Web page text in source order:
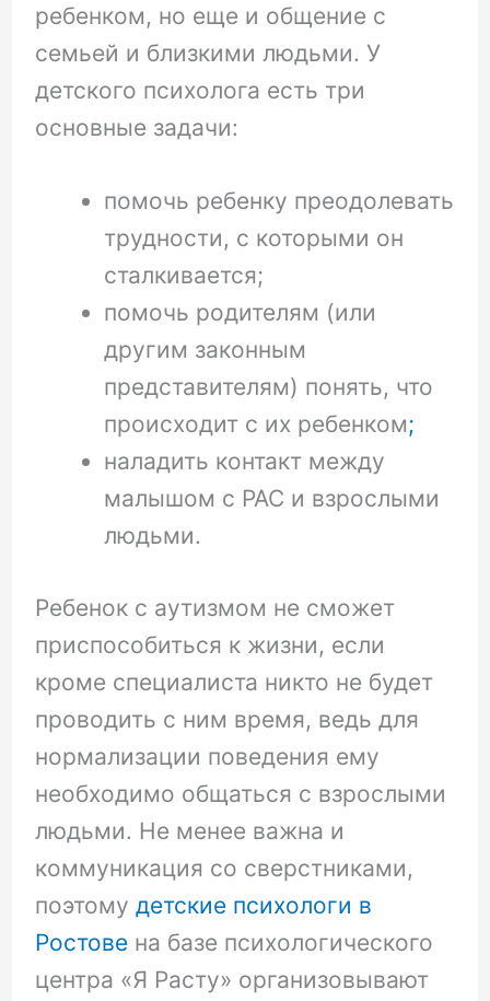
ребенком, но еще и общение с
семьей и близкими людьми. У
детского психолога есть три
основные задачи:
помочь ребенку преодолевать
трудности, с которыми он
сталкивается;
помочь родителям (или
другим законным
представителям) понять, что
происходит с их ребенком;
наладить контакт между
малышом с РАС и взрослыми
людьми.
Ребенок с аутизмом не сможет
приспособиться к жизни, если
кроме специалиста никто не будет
проводить с ним время, ведь для
нормализации поведения ему
необходимо общаться с взрослыми
людьми. Не менее важна и
коммуникация со сверстниками,
поэтомудетские психологи в
Ростове на базе психологического
центра «Я Расту» организовывают